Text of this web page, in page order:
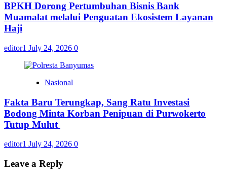
BPKH Dorong Pertumbuhan Bisnis Bank
Muamalat melalui Penguatan Ekosistem Layanan
Haji
editor1 July 24, 2026 0
Nasional
Fakta Baru Terungkap, Sang Ratu Investasi
Bodong Minta Korban Penipuan di Purwokerto
Tutup Mulut
editor1 July 24, 2026 0
Leave a Reply